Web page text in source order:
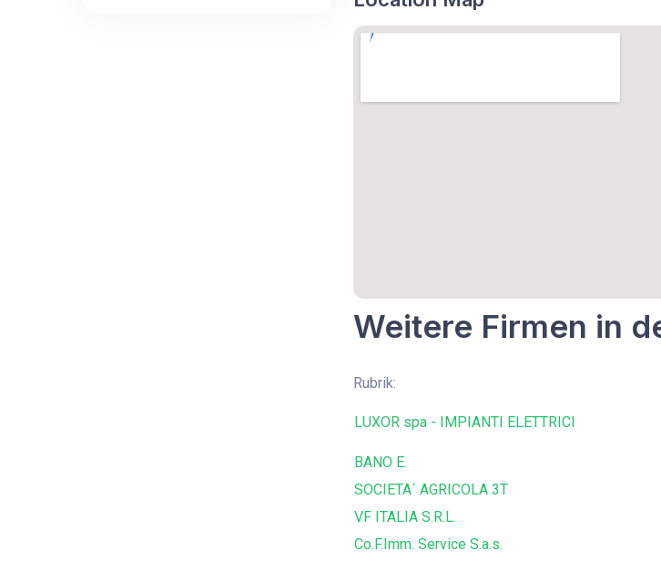
Weitere Firmen in
Rubrik:
LUXOR spa - IMPIANTI ELETTRICI
BANO E.
SOCIETA´ AGRICOLA 3T
VF ITALIA S.R.L.
Co.F.Imm. Service S.a.s.